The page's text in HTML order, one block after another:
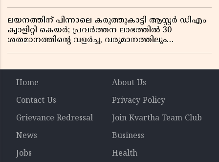
ലയനത്തിന് പിന്നാലെ കരുത്തുകാട്ടി ആസ്റ്റർ ഡിഎം
ക്വാളിറ്റി കെയർ; പ്രവർത്തന ലാഭത്തിൽ 30
ശതമാനത്തിൻ്റെ വളർച്ച, വരുമാനത്തിലും
Home
About Us
Contact Us
Privacy Policy
Grievance Redressal
Join Kvartha Team Club
News
Business
Jobs
Health